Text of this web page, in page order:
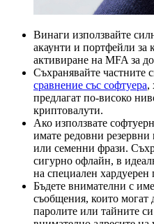
Винаги използвайте
акаунти и портфейли за
активиране на MFA за
Съхранявайте частните
сравнение със софтуера,
предлагат по-високо
криптовалути.
Ако използвате
имате редовни
или семенни фрази.
сигурно офлайн, в
на специален хардуерен
Бъдете внимателни с
съобщения, които могат
паролите или тайните